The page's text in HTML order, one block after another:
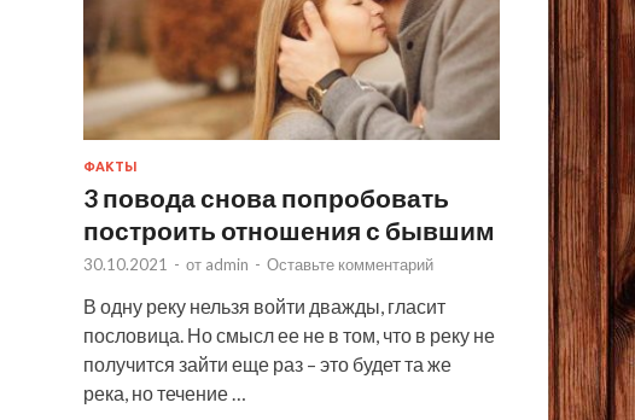
ФАКТЫ
3 повода снова попробовать
построить отношения с бывшим
30.10.2021 - от admin - Оставьте комментарий
В одну реку нельзя войти дважды, гласит
пословица. Но смысл ее не в том, что в реку не
получится зайти еще раз – это будет та же
река, но течение …